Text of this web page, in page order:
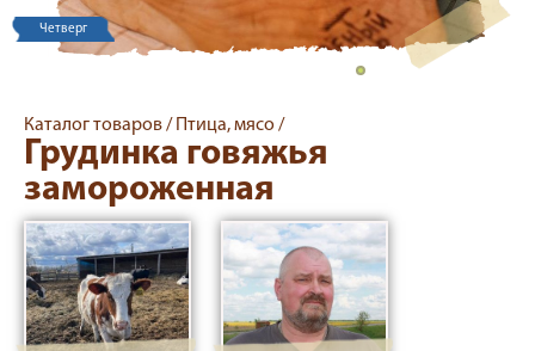
Четверг
Каталог товаров / Птица, мясо /
Грудинка говяжья
замороженная